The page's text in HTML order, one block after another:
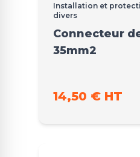
Installation et
divers
Connecteur
35mm2
14,50 € HT